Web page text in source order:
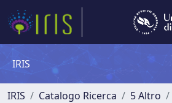
IRIS
IRIS Catalogo Ricerca 5 Altro